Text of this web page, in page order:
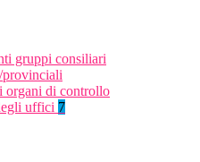
gruppi consiliari
organi di controllo
uffici 7